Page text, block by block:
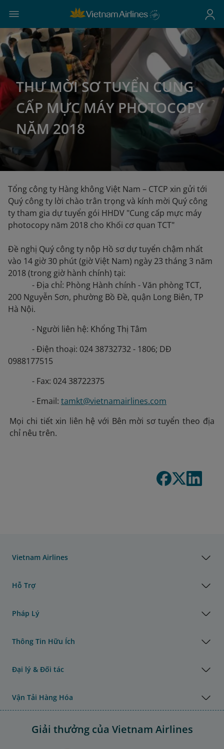
THƯ MỜI SƠ TUYỂN CUNG
CẤP MỰC MÁY PHOTOCOPY
NĂM 2018
Tổng công ty Hàng không Việt Nam – CTCP xin gửi tới
Quý công ty lời chào trân trọng và kính mời Quý công
ty tham gia dự tuyển gói HHDV "Cung cấp mực máy
photocopy năm 2018 cho Khối cơ quan TCT"
Đề nghị Quý công ty nộp Hồ sơ dự tuyển chậm nhất
vào 14 giờ 30 phút (giờ Việt Nam) ngày 23 tháng 3 năm
2018 (trong giờ hành chính) tại:
- Địa chỉ: Phòng Hành chính - Văn phòng TCT,
200 Nguyễn Sơn, phường Bồ Đề, quận Long Biên, TP
Hà Nội.
- Người liên hệ: Khổng Thị Tâm
- Điện thoại: 024 38732732 - 1806; DĐ
0988177515
- Fax: 024 38722375
- Email: tamkt@vietnamairlines.com
Mọi chi tiết xin liên hệ với Bên mời sơ tuyển theo địa
chỉ nêu trên.
Vietnam Airlines
Hỗ Trợ
Pháp Lý
Thông Tin Hữu Ích
Đại lý & Đối tác
Vận Tải Hàng Hóa
Giải thưởng của Vietnam Airlines